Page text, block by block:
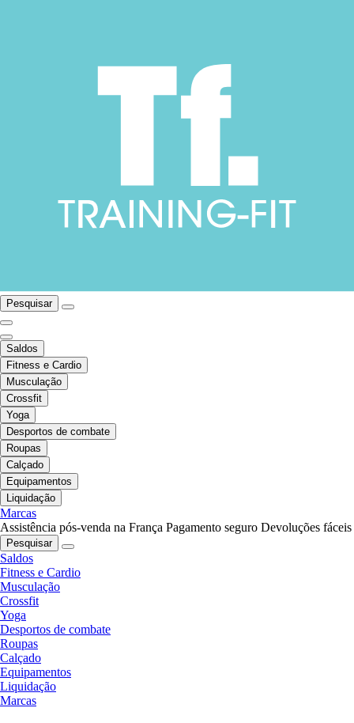
Pesquisar
Saldos
Fitness e Cardio
Musculação
Crossfit
Yoga
Desportos de combate
Roupas
Calçado
Equipamentos
Liquidação
Marcas
Assistência pós-venda na França Pagamento seguro Devoluções fáceis
Pesquisar
Saldos
Fitness e Cardio
Musculação
Crossfit
Yoga
Desportos de combate
Roupas
Calçado
Equipamentos
Liquidação
Marcas